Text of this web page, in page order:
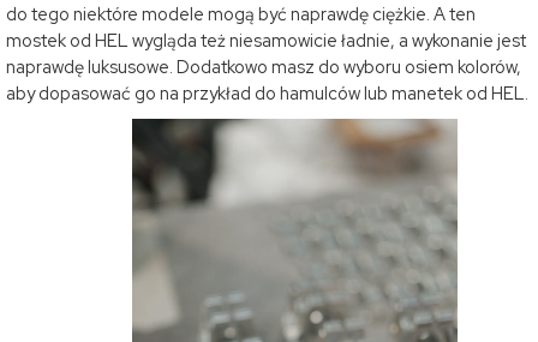
do tego niektóre modele mogą być naprawdę ciężkie. A ten
mostek od HEL wygląda też niesamowicie ładnie, a wykonanie jest
naprawdę luksusowe. Dodatkowo masz do wyboru osiem kolorów,
aby dopasować go na przykład do hamulców lub manetek od HEL.